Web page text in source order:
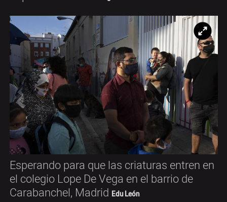
Esperando para que las criaturas entren en
el colegio Lope De Vega en el barrio de
Carabanchel, Madrid Edu León